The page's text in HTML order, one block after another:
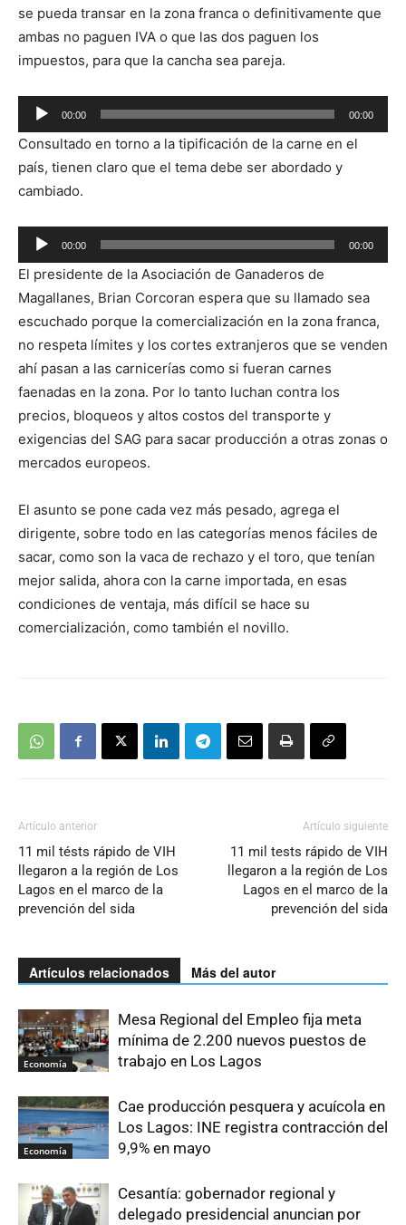
se pueda transar en la zona franca o definitivamente que
ambas no paguen IVA o que las dos paguen los
impuestos, para que la cancha sea pareja.
Reproductor
de
audio
00:00 00:00
Consultado en torno a la tipificación de la carne en el
país, tienen claro que el tema debe ser abordado y
cambiado.
Reproductor
de
audio
00:00 00:00
El presidente de la Asociación de Ganaderos de
Magallanes, Brian Corcoran espera que su llamado sea
escuchado porque la comercialización en la zona franca,
no respeta límites y los cortes extranjeros que se venden
ahí pasan a las carnicerías como si fueran carnes
faenadas en la zona. Por lo tanto luchan contra los
precios, bloqueos y altos costos del transporte y
exigencias del SAG para sacar producción a otras zonas o
mercados europeos.
El asunto se pone cada vez más pesado, agrega el
dirigente, sobre todo en las categorías menos fáciles de
sacar, como son la vaca de rechazo y el toro, que tenían
mejor salida, ahora con la carne importada, en esas
condiciones de ventaja, más difícil se hace su
comercialización, como también el novillo.
Artículo anterior
11 mil tésts rápido de VIH
llegaron a la región de Los
Lagos en el marco de la
prevención del sida
Artículo siguiente
11 mil tests rápido de VIH
llegaron a la región de Los
Lagos en el marco de la
prevención del sida
Artículos relacionados Más del autor
Economía
Mesa Regional del Empleo fija meta
mínima de 2.200 nuevos puestos de
trabajo en Los Lagos
Economía
Cae producción pesquera y acuícola en
Los Lagos: INE registra contracción del
9,9% en mayo
Cesantía: gobernador regional y
delegado presidencial anuncian por